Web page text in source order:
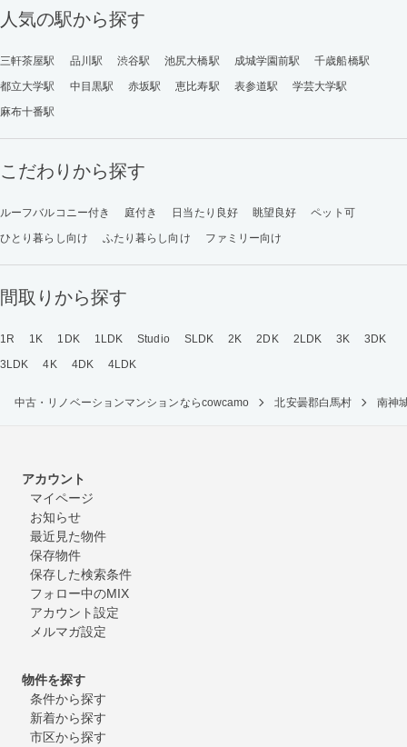
人気の駅から探す
三軒茶屋駅 品川駅 渋谷駅 池尻大橋駅 成城学園前駅
千歳船橋駅
都立大学駅
中目黒駅 赤坂駅 恵比寿駅 表参道駅
学芸大学駅
麻布十番駅
こだわりから探す
ルーフバルコニー付き 庭付き 日当たり良好 眺望良好
ペット可
ひとり暮らし向け
ふたり暮らし向け ファミリー向け
間取りから探す
1R 1K 1DK 1LDK Studio SLDK 2K 2DK 2LDK 3K
3DK
3LDK
4K 4DK 4LDK
中古・リノベーションマンションならcowcamo 北安曇郡白馬村 南神
アカウント
マイページ
お知らせ
最近見た物件
保存物件
保存した検索条件
フォロー中のMIX
アカウント設定
メルマガ設定
物件を探す
条件から探す
新着から探す
市区から探す